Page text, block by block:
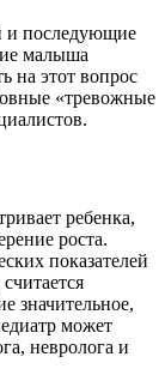
и последующие
малыша
на этот вопрос
«тревожные
ребенка,
роста.
показателей
значительное,
может
невролога и